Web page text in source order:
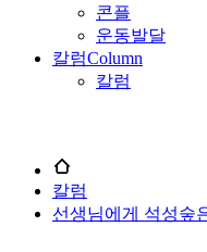
콘플
운동발달
칼럼Column
칼럼
칼럼
선생님에게 석성숲